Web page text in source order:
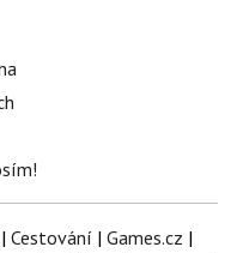
Cestování | Games.cz |